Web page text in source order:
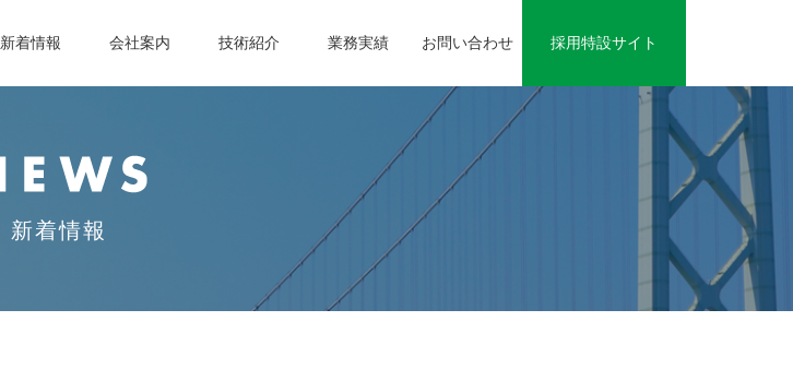
新着情報 会社案内 技術紹介 業務実績 お問い合わせ 採用特設サイト
新着情報